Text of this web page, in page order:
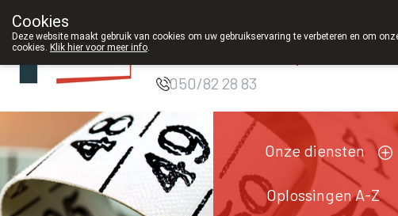
Apotheek DE
050/82 28 83
Onze diensten
Oplossingen A-Z
Cookies
Deze website maakt gebruik van cookies om uw gebruikservaring te verbeteren en om
cookies. Klik hier voor meer info.